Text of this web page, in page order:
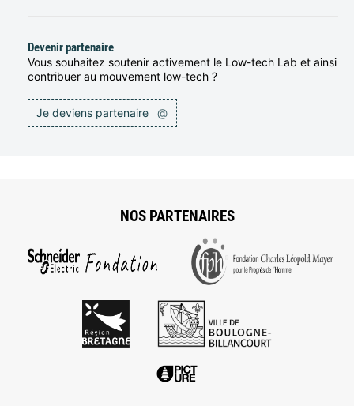
Devenir partenaire
Vous souhaitez soutenir activement le Low-tech Lab et ainsi
contribuer au mouvement low-tech ?
Je deviens partenaire @
NOS PARTENAIRES